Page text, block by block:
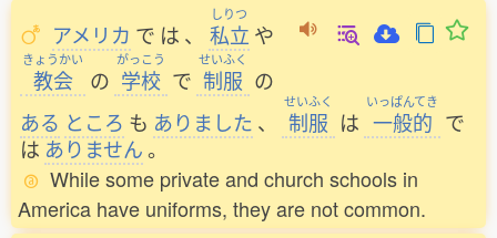
アメリカ で は 、
しりつ
私立 や
きょうかい
教会 の
がっこう
学校 で
せいふく
制服 の
ある ところ も ありました 、
せいふく
制服 は
いっぱんてき
一般的 で
は ありません。
While some private and church schools in
America have uniforms, they are not common.